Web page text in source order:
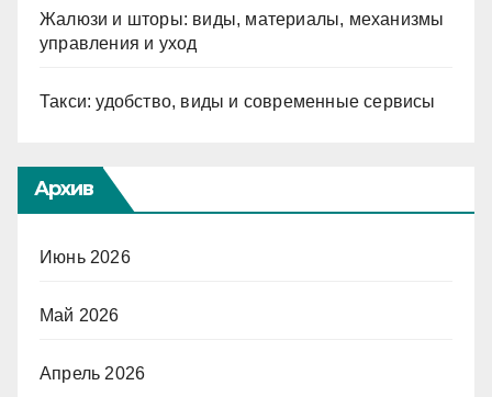
Жалюзи и шторы: виды, материалы, механизмы
управления и уход
Такси: удобство, виды и современные сервисы
Архив
Июнь 2026
Май 2026
Апрель 2026